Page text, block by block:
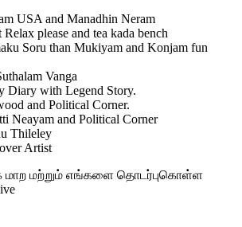
USA and Manadhin Neram
please and tea kada bench
Soru than Mukiyam and Konjam fun
Vanga
Diary with Legend Story.
and Political Corner.
Neayam and Political Corner
Thileley
Artist
மற்றும் எங்களை தொடர்புகொள்ள